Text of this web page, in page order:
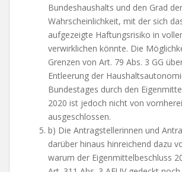
Bundeshaushalts und den Grad der
Wahrscheinlichkeit, mit der sich
aufgezeigte Haftungsrisiko in
verwirklichen könnte. Die
Grenzen von Art. 79 Abs. 3 GG
Entleerung der
Bundestages durch den
2020 ist jedoch nicht von
ausgeschlossen.
b) Die Antragstellerinnen und
darüber hinaus hinreichend dazu
warum der Eigenmittelbeschluss